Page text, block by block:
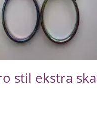
stil ekstra